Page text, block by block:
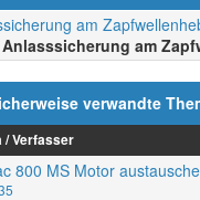
am
Anlasssicherung am
verwandte
/ Verfasser
800 MS Motor